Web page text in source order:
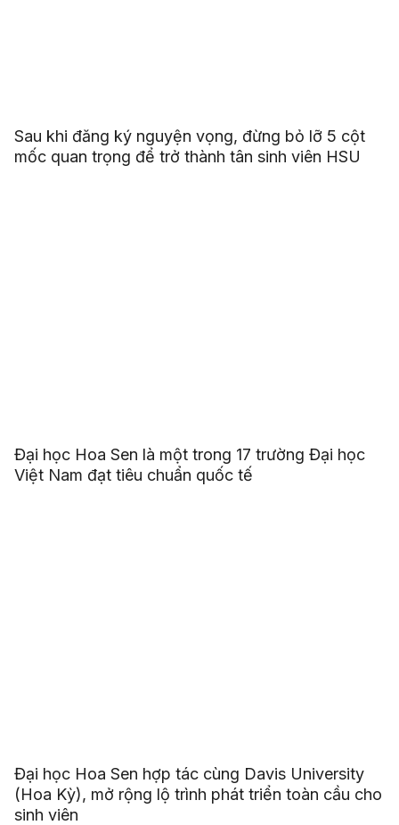
Sau khi đăng ký nguyện vọng, đừng bỏ lỡ 5 cột
mốc quan trọng để trở thành tân sinh viên HSU
Đại học Hoa Sen là một trong 17 trường Đại học
Việt Nam đạt tiêu chuẩn quốc tế
Đại học Hoa Sen hợp tác cùng Davis University
(Hoa Kỳ), mở rộng lộ trình phát triển toàn cầu cho
sinh viên